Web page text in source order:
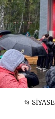
📂